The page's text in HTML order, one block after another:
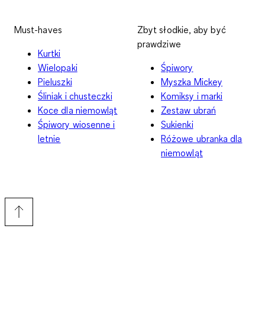
Must-haves
Kurtki
Wielopaki
Pieluszki
Śliniak i chusteczki
Koce dla niemowląt
Śpiwory wiosenne i
letnie
Zbyt słodkie, aby być
prawdziwe
Śpiwory
Myszka Mickey
Komiksy i marki
Zestaw ubrań
Sukienki
Różowe ubranka dla
niemowląt